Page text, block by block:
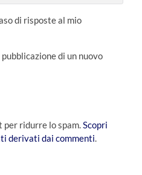
di risposte al mio
di un nuovo
per ridurre lo spam.Scopri
derivati dai commenti.